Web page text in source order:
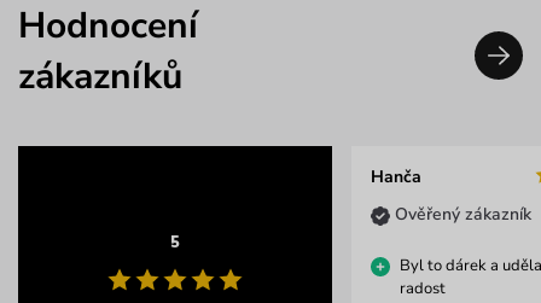
Hodnocení
zákazníků
5
Hanča
Ověřený zákazník
Byl to dárek a
radost